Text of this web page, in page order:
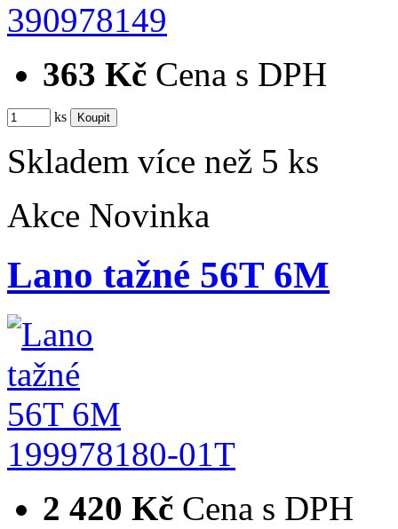
390978149
363 Kč Cena s DPH
ks
Skladem více než 5 ks
Akce Novinka
Lano tažné 56T 6M
199978180-01T
2 420 Kč Cena s DPH